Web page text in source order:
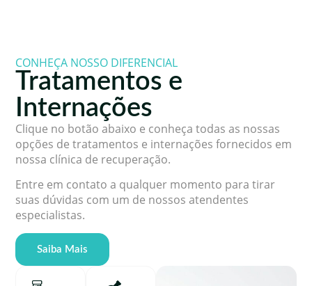
CONHEÇA NOSSO DIFERENCIAL
Tratamentos e
Internações
Clique no botão abaixo e conheça todas as nossas
opções de tratamentos e internações fornecidos em
nossa clínica de recuperação.
Entre em contato a qualquer momento para tirar
suas dúvidas com um de nossos atendentes
especialistas.
Saiba Mais